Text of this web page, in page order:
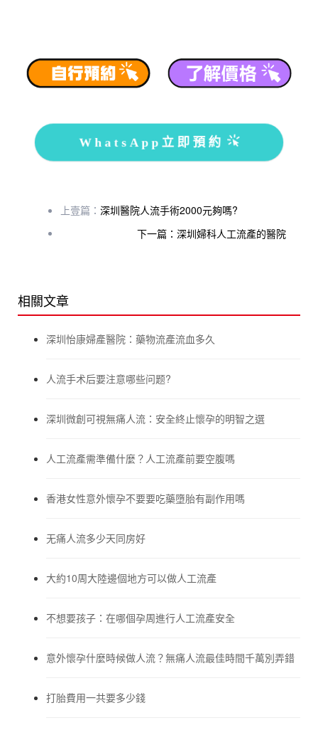
WhatsApp立即預約
上壹篇： 深圳醫院人流手術2000元夠嗎?
下一篇：深圳婦科人工流產的醫院
相關文章
深圳怡康婦產醫院：藥物流產流血多久
人流手术后要注意哪些问题?
深圳微創可視無痛人流：安全終止懷孕的明智之選
人工流產需準備什麼？人工流產前要空腹嗎
香港女性意外懷孕不要要吃藥墮胎有副作用嗎
无痛人流多少天同房好
大約10周大陸邊個地方可以做人工流產
不想要孩子：在哪個孕周進行人工流產安全
意外懷孕什麼時候做人流？無痛人流最佳時間千萬別弄錯
打胎費用一共要多少錢